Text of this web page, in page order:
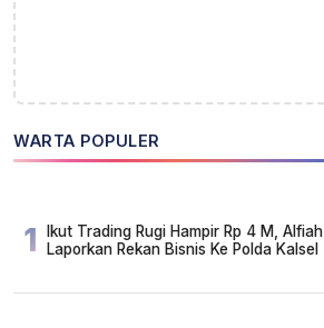
WARTA POPULER
1
Ikut Trading Rugi Hampir Rp 4 M, Alfiah
Laporkan Rekan Bisnis Ke Polda Kalsel